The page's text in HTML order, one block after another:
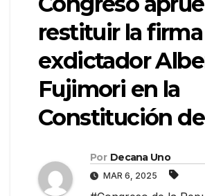
restituir la
exdictador
Fujimori en la
Constitución de
Por Decana Uno
MAR 6, 2025